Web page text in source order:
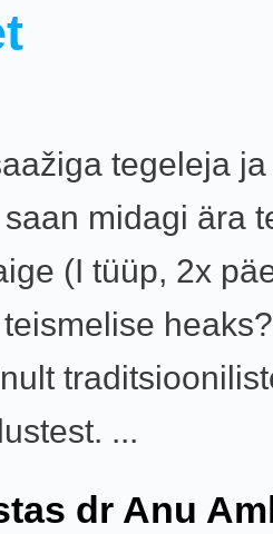
tegeleja
midagi ära
(I tüüp, 2x
...
dr Anu